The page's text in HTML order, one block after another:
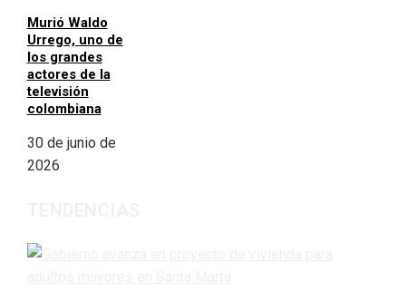
Murió Waldo
Urrego, uno de
los grandes
actores de la
televisión
colombiana
30 de junio de
2026